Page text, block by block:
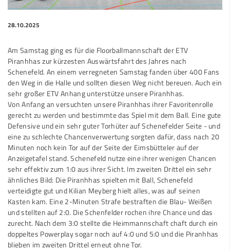
28.10.2025
Am Samstag ging es für die Floorballmannschaft der ETV
Piranhhas zur kürzesten Auswärtsfahrt des Jahres nach
Schenefeld. An einem verregneten Samstag fanden über 400 Fans
den Weg in die Halle und sollten diesen Weg nicht bereuen. Auch ein
sehr großer ETV Anhang unterstütze unsere Piranhhas.
Von Anfang an versuchten unsere Piranhhas ihrer Favoritenrolle
gerecht zu werden und bestimmte das Spiel mit dem Ball. Eine gute
Defensive und ein sehr guter Torhüter auf Schenefelder Seite - und
eine zu schlechte Chancenverwertung sorgten dafür, dass nach 20
Minuten noch kein Tor auf der Seite der Eimsbütteler auf der
Anzeigetafel stand. Schenefeld nutze eine ihrer wenigen Chancen
sehr effektiv zum 1:0 aus ihrer Sicht. Im zweiten Drittel ein sehr
ähnliches Bild: Die Piranhhas spielten mit Ball, Schenefeld
verteidigte gut und Kilian Meyberg hielt alles, was auf seinen
Kasten kam. Eine 2-Minuten Strafe bestraften die Blau- Weißen
und stellten auf 2:0. Die Schenfelder rochen ihre Chance und das
zurecht. Nach dem 3:0 stellte die Heimmannschaft chaft durch ein
doppeltes Powerplay sogar noch auf 4:0 und 5:0 und die Piranhhas
blieben im zweiten Drittel erneut ohne Tor.